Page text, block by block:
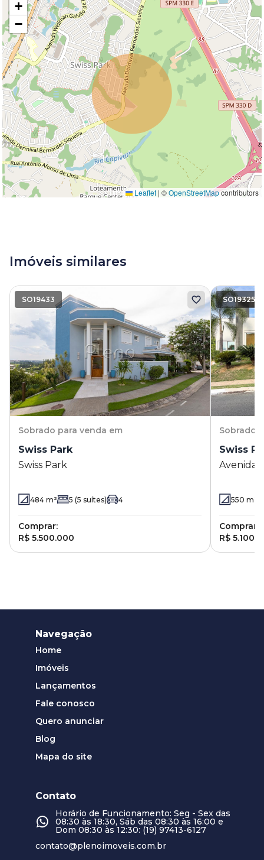
+
−
Leaflet | ©OpenStreetMapcontributors
Imóveis similares
SO19433
Sobrado para venda em
Swiss Park
Swiss Park
484 m² 5 (5 suítes) 4
Comprar:
R$ 5.500.000
SO19325
Sobrado
Swiss
Avenida
550 m²
Comprar:
R$
Navegação
Home
Imóveis
Lançamentos
Fale conosco
Quero anunciar
Blog
Mapa do site
Contato
Horário de Funcionamento: Seg - Sex das
08:30 às 18:30, Sáb das 08:30 às 16:00 e
Dom 08:30 às 12:30: (19) 97413-6127
contato@plenoimoveis.com.br